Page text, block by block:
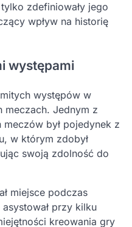
zdefiniowały jego
wpływ na historię
występami
występów w
meczach. Jednym z
był pojedynek z
w którym zdobył
swoją zdolność do
miejsce podczas
przy kilku
kreowania gry